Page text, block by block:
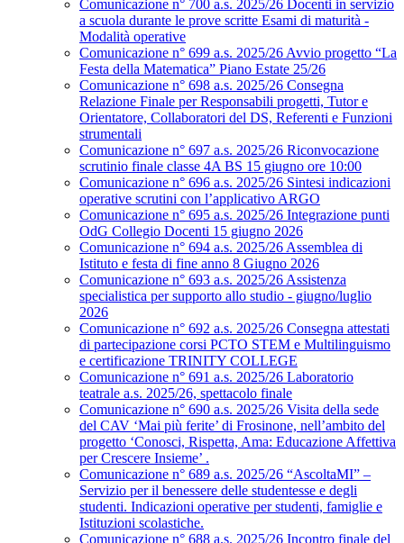
Comunicazione n° 700 a.s. 2025/26 Docenti in servizio
a scuola durante le prove scritte Esami di maturità -
Modalità operative
Comunicazione n° 699 a.s. 2025/26 Avvio progetto “La
Festa della Matematica” Piano Estate 25/26
Comunicazione n° 698 a.s. 2025/26 Consegna
Relazione Finale per Responsabili progetti, Tutor e
Orientatore, Collaboratori del DS, Referenti e Funzioni
strumentali
Comunicazione n° 697 a.s. 2025/26 Riconvocazione
scrutinio finale classe 4A BS 15 giugno ore 10:00
Comunicazione n° 696 a.s. 2025/26 Sintesi indicazioni
operative scrutini con l’applicativo ARGO
Comunicazione n° 695 a.s. 2025/26 Integrazione punti
OdG Collegio Docenti 15 giugno 2026
Comunicazione n° 694 a.s. 2025/26 Assemblea di
Istituto e festa di fine anno 8 Giugno 2026
Comunicazione n° 693 a.s. 2025/26 Assistenza
specialistica per supporto allo studio - giugno/luglio
2026
Comunicazione n° 692 a.s. 2025/26 Consegna attestati
di partecipazione corsi PCTO STEM e Multilinguismo
e certificazione TRINITY COLLEGE
Comunicazione n° 691 a.s. 2025/26 Laboratorio
teatrale a.s. 2025/26, spettacolo finale
Comunicazione n° 690 a.s. 2025/26 Visita della sede
del CAV ‘Mai più ferite’ di Frosinone, nell’ambito del
progetto ‘Conosci, Rispetta, Ama: Educazione Affettiva
per Crescere Insieme’ .
Comunicazione n° 689 a.s. 2025/26 “AscoltaMI” –
Servizio per il benessere delle studentesse e degli
studenti. Indicazioni operative per studenti, famiglie e
Istituzioni scolastiche.
Comunicazione n° 688 a.s. 2025/26 Incontro finale del